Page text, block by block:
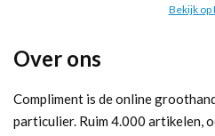
Bekijk op
Over ons
Compliment is de online
particulier. Ruim 4.000 artikelen,